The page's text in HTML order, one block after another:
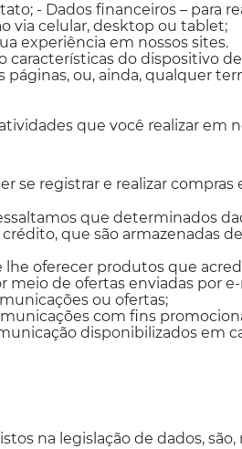
- Dados financeiros – para
via celular, desktop ou tablet;
experiência em nossos sites.
do dispositivo
páginas, ou, ainda, qualquer
que você realizar em
se registrar e realizar compras
que determinados
que são armazenadas
lhe oferecer produtos que
de ofertas enviadas por
ou ofertas;
com fins
disponibilizados em
na legislação de dados,